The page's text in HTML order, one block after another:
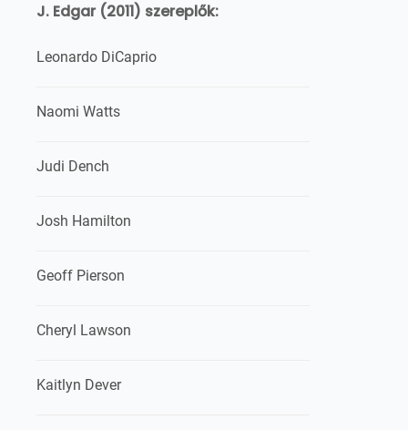
J. Edgar (2011) szereplők:
Leonardo DiCaprio
Naomi Watts
Judi Dench
Josh Hamilton
Geoff Pierson
Cheryl Lawson
Kaitlyn Dever